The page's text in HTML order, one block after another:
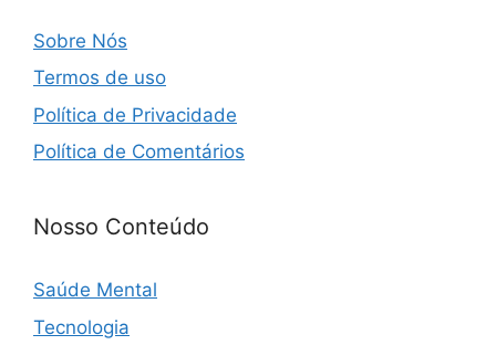
Sobre Nós
Termos de uso
Política de Privacidade
Política de Comentários
Nosso Conteúdo
Saúde Mental
Tecnologia